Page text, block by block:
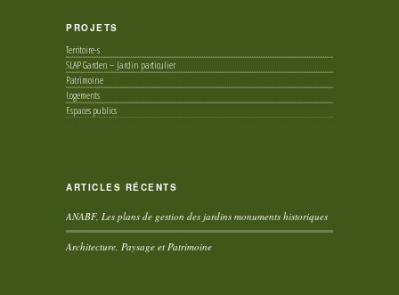
PROJETS
Territoire-s
SLAP Garden – Jardin particulier
Patrimoine
Logements
Espaces publics
ARTICLES RÉCENTS
ANABF, Les plans de gestion des jardins monuments historiques
Architecture, Paysage et Patrimoine